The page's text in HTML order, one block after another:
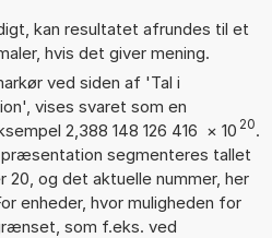
kan resultatet afrundes til et
hvis det giver mening.
ved siden af 'Tal i
vises svaret som en
2,388 148 126 416 × 10 20.
segmenteres tallet
20, og det aktuelle nummer, her
enheder, hvor muligheden for
som f.eks. ved